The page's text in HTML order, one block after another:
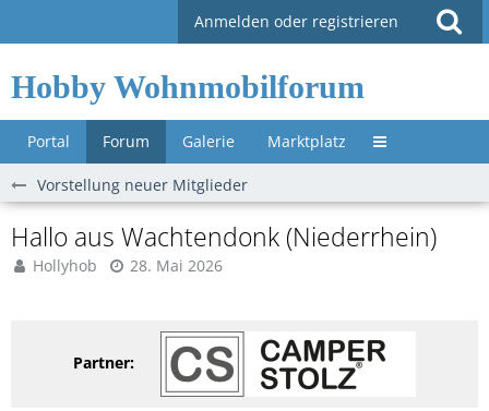
Anmelden oder registrieren
Hobby Wohnmobilforum
Portal Forum Galerie Marktplatz Untermenü »
Vorstellung neuer Mitglieder
Hallo aus Wachtendonk (Niederrhein)
Hollyhob 28. Mai 2026
Partner: